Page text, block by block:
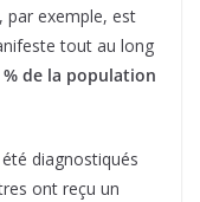
par exemple, est
tout au long
% de la population
été diagnostiqués
ont reçu un